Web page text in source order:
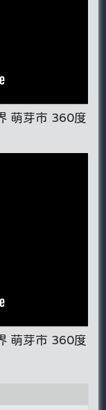
萌芽市 360度
萌芽市 360度